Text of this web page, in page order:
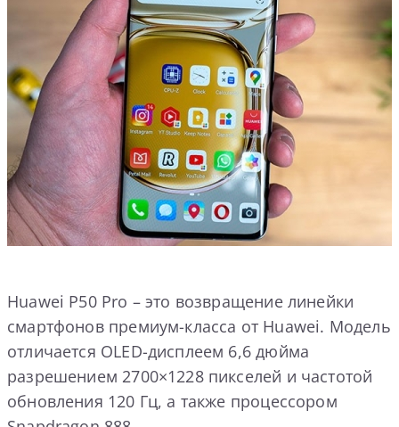
Huawei P50 Pro – это возвращение линейки
смартфонов премиум-класса от Huawei. Модель
отличается OLED-дисплеем 6,6 дюйма
разрешением 2700×1228 пикселей и частотой
обновления 120 Гц, а также процессором